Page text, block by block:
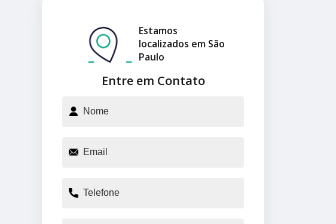
Entre em Contato
Estamos
localizados em São
Paulo